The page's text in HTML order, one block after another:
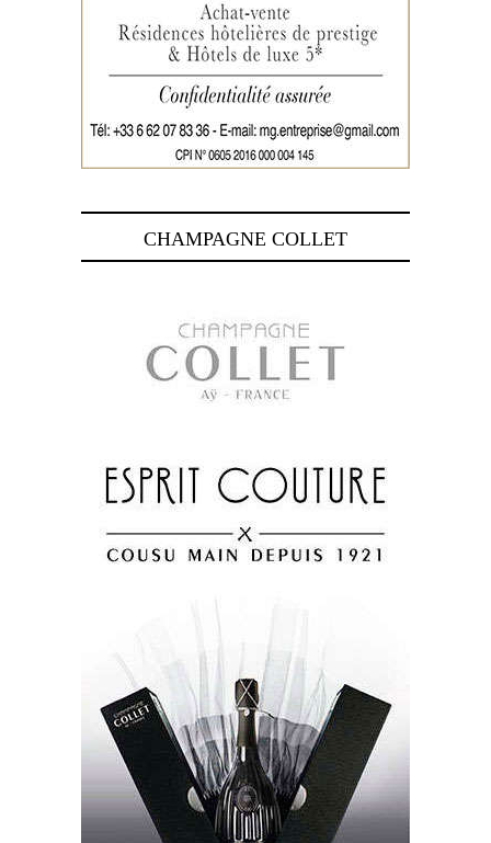
CHAMPAGNE COLLET